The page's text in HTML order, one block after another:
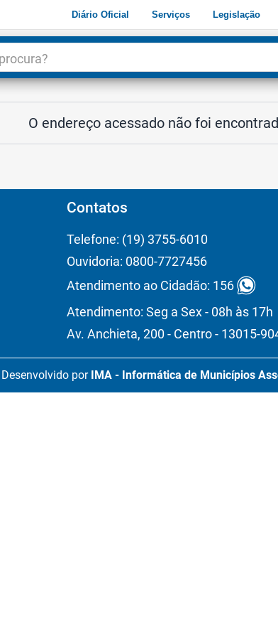
Diário Oficial Serviços Legislação
O endereço acessado não foi
Contatos
Telefone: (19) 3755-6010
Ouvidoria: 0800-7727456
Atendimento ao Cidadão: 156
Atendimento: Seg a Sex - 08h às 17h
Av. Anchieta, 200 - Centro - 13015-
Desenvolvido por IMA - Informática de Municípios